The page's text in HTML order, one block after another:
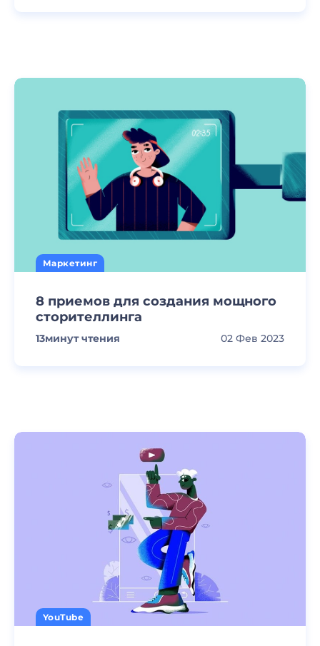
Маркетинг
8 приемов для создания мощного
сторителлинга
13минут чтения 02 Фев 2023
YouTube